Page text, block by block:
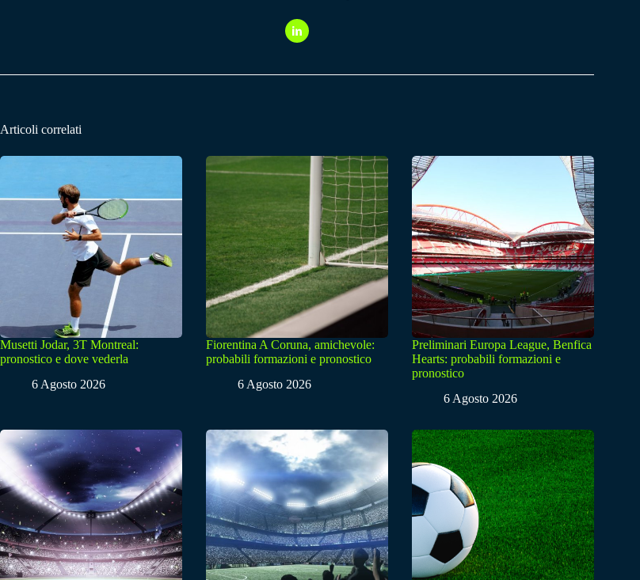
Articoli correlati
Musetti Jodar, 3T Montreal:
pronostico e dove vederla
6 Agosto 2026
Fiorentina A Coruna, amichevole:
probabili formazioni e pronostico
6 Agosto 2026
Preliminari Europa League, Benfica
Hearts: probabili formazioni e
pronostico
6 Agosto 2026